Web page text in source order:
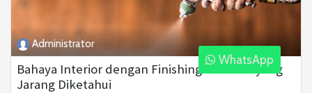
Administrator
Bahaya Interior dengan Finishing Melamin yang
Jarang Diketahui
WhatsApp